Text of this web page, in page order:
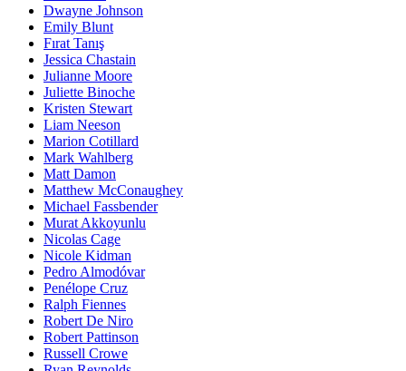
Dwayne Johnson
Emily Blunt
Fırat Tanış
Jessica Chastain
Julianne Moore
Juliette Binoche
Kristen Stewart
Liam Neeson
Marion Cotillard
Mark Wahlberg
Matt Damon
Matthew McConaughey
Michael Fassbender
Murat Akkoyunlu
Nicolas Cage
Nicole Kidman
Pedro Almodóvar
Penélope Cruz
Ralph Fiennes
Robert De Niro
Robert Pattinson
Russell Crowe